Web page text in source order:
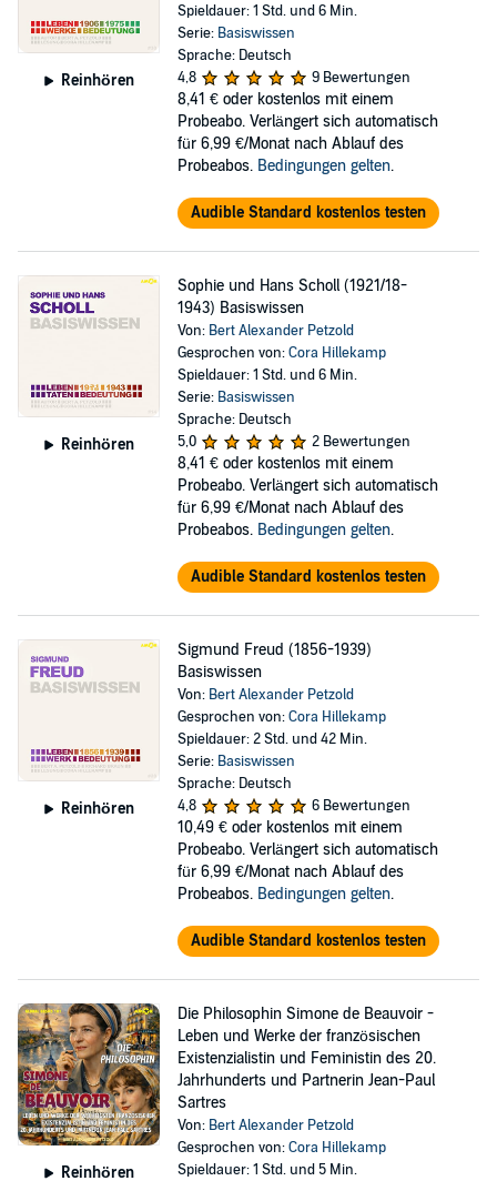
Reinhören
Spieldauer: 1 Std. und 6 Min.
Serie: Basiswissen
Sprache: Deutsch
4,8
9 Bewertungen
8,41 € oder kostenlos mit einem
Probeabo. Verlängert sich automatisch
für 6,99 €/Monat nach Ablauf des
Probeabos. Bedingungen gelten.
Audible Standard kostenlos testen
Reinhören
Sophie und Hans Scholl (1921/18-
1943) Basiswissen
Von: Bert Alexander Petzold
Gesprochen von:Cora Hillekamp
Spieldauer: 1 Std. und 6 Min.
Serie: Basiswissen
Sprache: Deutsch
5,0
2 Bewertungen
8,41 € oder kostenlos mit einem
Probeabo. Verlängert sich automatisch
für 6,99 €/Monat nach Ablauf des
Probeabos. Bedingungen gelten.
Audible Standard kostenlos testen
Reinhören
Sigmund Freud (1856-1939)
Basiswissen
Von: Bert Alexander Petzold
Gesprochen von:Cora Hillekamp
Spieldauer: 2 Std. und 42 Min.
Serie: Basiswissen
Sprache: Deutsch
4,8
6 Bewertungen
10,49 € oder kostenlos mit einem
Probeabo. Verlängert sich automatisch
für 6,99 €/Monat nach Ablauf des
Probeabos. Bedingungen gelten.
Audible Standard kostenlos testen
Reinhören
Die Philosophin Simone de Beauvoir -
Leben und Werke der französischen
Existenzialistin und Feministin des 20.
Jahrhunderts und Partnerin Jean-Paul
Sartres
Von: Bert Alexander Petzold
Gesprochen von:Cora Hillekamp
Spieldauer: 1 Std. und 5 Min.